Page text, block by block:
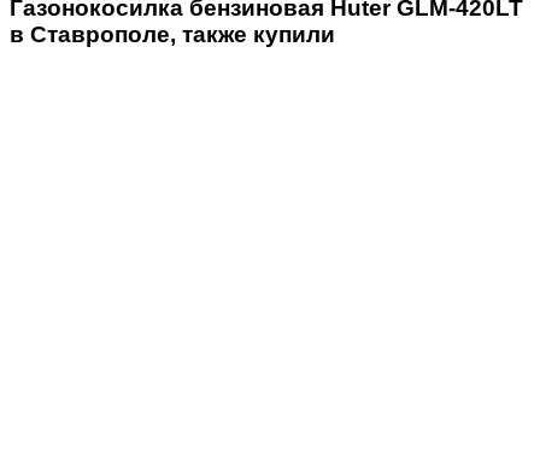
Газонокосилка бензиновая Huter GLM-420LT
в Ставрополе, также купили